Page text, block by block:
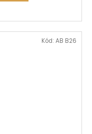
Kód: AB B26